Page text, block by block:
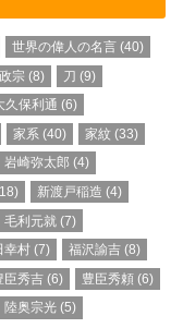
世界の偉人の名言 (40)
宗 (8) 刀 (9)
久保利通 (6)
家系(40) 家紋 (33)
岩崎弥太郎 (4)
新渡戸稲造 (4)
毛利元就 (7)
幸村 (7) 福沢諭吉 (8)
臣秀吉 (6) 豊臣秀頼 (6)
陸奥宗光 (5)